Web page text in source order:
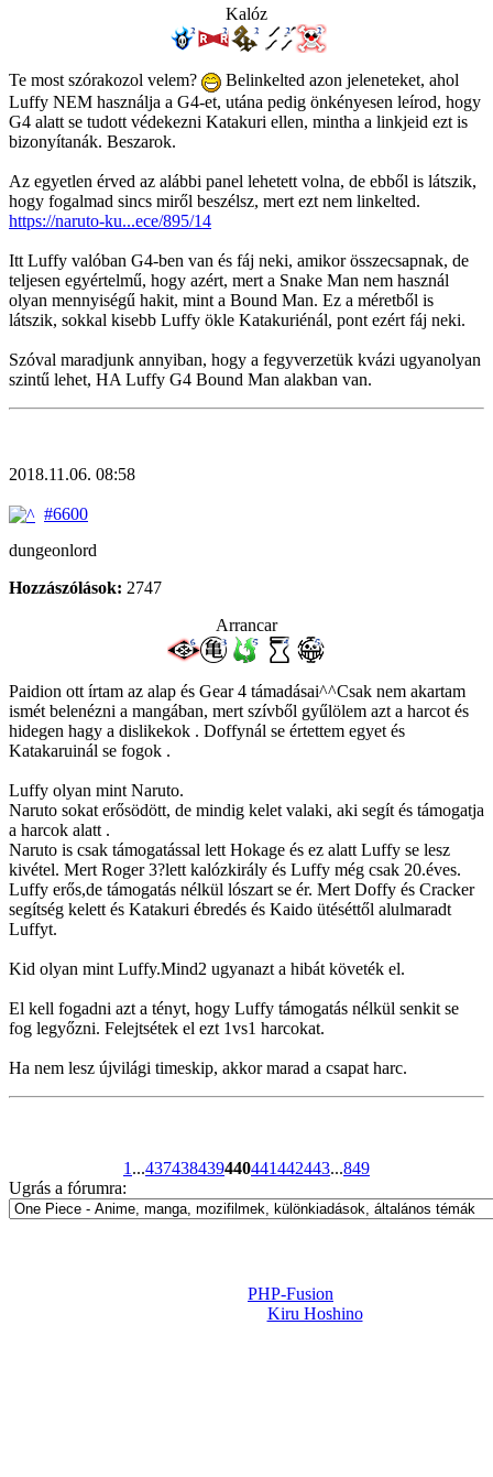
Kalóz
Te most szórakozol velem?
Belinkelted azon jeleneteket, ahol
Luffy NEM használja a G4-et, utána pedig önkényesen leírod, hogy
G4 alatt se tudott védekezni Katakuri ellen, mintha a linkjeid ezt is
bizonyítanák. Beszarok.
Az egyetlen érved az alábbi panel lehetett volna, de ebből is látszik,
hogy fogalmad sincs miről beszélsz, mert ezt nem linkelted.
https://naruto-ku...ece/895/14
Itt Luffy valóban G4-ben van és fáj neki, amikor összecsapnak, de
teljesen egyértelmű, hogy azért, mert a Snake Man nem használ
olyan mennyiségű hakit, mint a Bound Man. Ez a méretből is
látszik, sokkal kisebb Luffy ökle Katakuriénál, pont ezért fáj neki.
Szóval maradjunk annyiban, hogy a fegyverzetük kvázi ugyanolyan
szintű lehet, HA Luffy G4 Bound Man alakban van.
2018.11.06. 08:58
#6600
dungeonlord
Hozzászólások: 2747
Arrancar
Paidion ott írtam az alap és Gear 4 támadásai^^Csak nem akartam
ismét belenézni a mangában, mert szívből gyűlölem azt a harcot és
hidegen hagy a dislikekok . Doffynál se értettem egyet és
Katakaruinál se fogok .
Luffy olyan mint Naruto.
Naruto sokat erősödött, de mindig kelet valaki, aki segít és támogatja
a harcok alatt .
Naruto is csak támogatással lett Hokage és ez alatt Luffy se lesz
kivétel. Mert Roger 3?lett kalózkirály és Luffy még csak 20.éves.
Luffy erős,de támogatás nélkül lószart se ér. Mert Doffy és Cracker
segítség kelett és Katakuri ébredés és Kaido ütéséttől alulmaradt
Luffyt.
Kid olyan mint Luffy.Mind2 ugyanazt a hibát követék el.
El kell fogadni azt a tényt, hogy Luffy támogatás nélkül senkit se
fog legyőzni. Felejtsétek el ezt 1vs1 harcokat.
Ha nem lesz újvilági timeskip, akkor marad a csapat harc.
1 ...437438439440441442443...849
Ugrás a fórumra:
PHP-Fusion
Kiru Hoshino